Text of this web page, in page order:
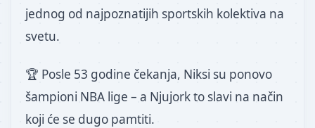
jednog od najpoznatijih sportskih kolektiva na
svetu.
🏆 Posle 53 godine čekanja, Niksi su ponovo
šampioni NBA lige – a Njujork to slavi na način
koji će se dugo pamtiti.